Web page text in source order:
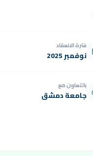
فترة الانعقاد
نوفمبر 2025
بالتعاون مع
جامعة دمشق